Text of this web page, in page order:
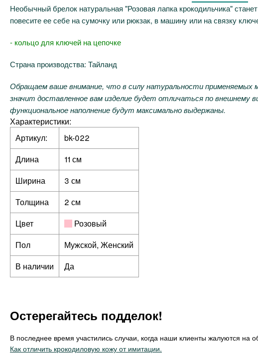
Необычный брелок натуральная "Розовая лапка крокодильчика"
повесите ее себе на сумочку или рюкзак, в машину или на связку
- кольцо для ключей на цепочке
Страна производства: Тайланд
Обращаем ваше внимание, что в силу натуральности применяемых
значит доставленное вам изделие будет отличаться по
функциональное наполнение будут максимально выдержаны.
Характеристики:
Артикул:
bk-022
Длина
11 см
Ширина
3 см
Толщина
2 см
Цвет
Розовый
Пол
Мужской, Женский
В наличии
Да
Остерегайтесь подделок!
В последнее время участились случаи, когда наши клиенты жалуются на
Как отличить крокодиловую кожу от имитации.